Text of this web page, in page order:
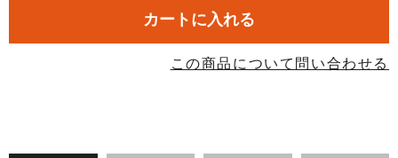
カートに入れる
この商品について問い合わせる